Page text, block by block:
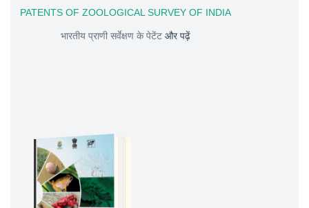
PATENTS OF ZOOLOGICAL SURVEY OF INDIA
भारतीय प्राणी सर्वेक्षण के पेटेंट और पढ़ें
DOWNLOAD